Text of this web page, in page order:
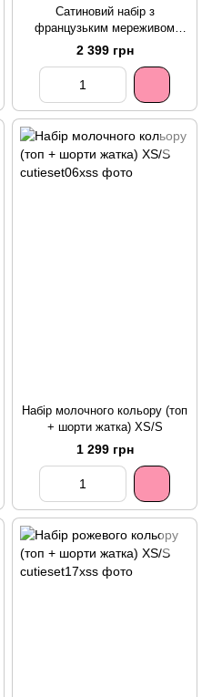
Сатиновий набір з
французьким мереживом
(шорти + топ) XS/S
2 399 грн
Набір молочного кольору (топ
+ шорти жатка) XS/S
1 299 грн